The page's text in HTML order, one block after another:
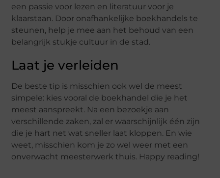
een passie voor lezen en literatuur voor je
klaarstaan. Door onafhankelijke boekhandels te
steunen, help je mee aan het behoud van een
belangrijk stukje cultuur in de stad.
Laat je verleiden
De beste tip is misschien ook wel de meest
simpele: kies vooral de boekhandel die je het
meest aanspreekt. Na een bezoekje aan
verschillende zaken, zal er waarschijnlijk één zijn
die je hart net wat sneller laat kloppen. En wie
weet, misschien kom je zo wel weer met een
onverwacht meesterwerk thuis. Happy reading!